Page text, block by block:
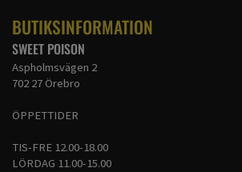
BUTIKSINFORMATION
SWEET POISON
Aspholmsvägen 2
702 27 Örebro
ÖPPETTIDER
TIS-FRE 12.00-18.00
LÖRDAG 11.00-15.00